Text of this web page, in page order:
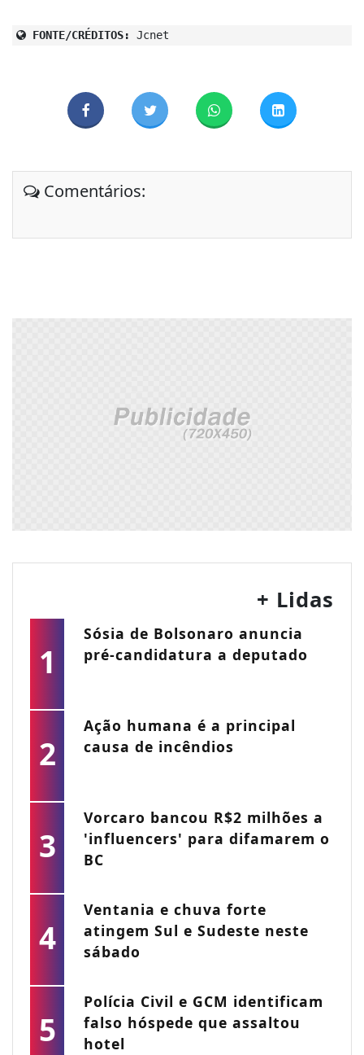
FONTE/CRÉDITOS: Jcnet
Comentários:
+ Lidas
1
Sósia de Bolsonaro anuncia
pré-candidatura a deputado
2
Ação humana é a principal
causa de incêndios
3
Vorcaro bancou R$2 milhões a
'influencers' para difamarem o
BC
4
Ventania e chuva forte
atingem Sul e Sudeste neste
sábado
5
Polícia Civil e GCM identificam
falso hóspede que assaltou
hotel